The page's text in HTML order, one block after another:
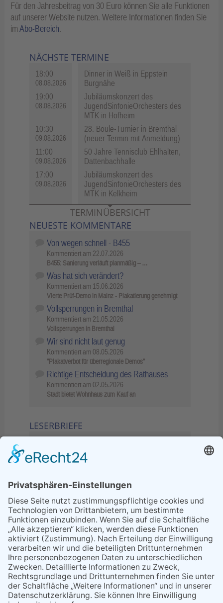
Für den Jahresbeitrag von 30 Euro können Sie alle Funktionen
auf unserer Website nutzen. Weitere Informationen finden Sie
imAbo-Bereich.
NÄCHSTE TERMINE
18:00
08.08.2026
Dinner in Weiß in Eppstein
Burgnähe
19:00
08.08.2026
Jubiläumskonzert des
JugendSinfonieOrchesters des
MTK in Hofheim
10:30
09.08.2026
28. Boule-Turnier in Bremthal
(neuer Termin mit Anmeldung)
11:00
09.08.2026
50 Jahre Tennisclub Ehlhalten,
Dattenbachhalle
17:00
09.08.2026
Jubiläumskonzert des
JugendSinfonieOrchesters des
MTK in Kelkheim
TERMINÜBERSICHT
NEUESTE KOMMENTARE
Von wegen schnell - B455
Kommentiert am 22.07.2026
B455: Sanierung verläuft planmäßig – …
Was hat sich verändert?
Kommentiert am 15.06.2026
Vierte Prüf-Demo in Mainz - Plakatierung genehmigt
Vollsperrungen in Bremthal
Kommentiert am 21.05.2026
Vollsperrungen in Bremthal
Wir sind nicht laut genug
Kommentiert am 08.05.2026
"Plakatverbot für überregionale Demos"
Richtige Entscheidung des Rathauses
Kommentiert am 02.05.2026
Stadt bietet Wohnhaus zum Kauf an
LESERBRIEFE
Sperrung B455: Kleiner
Grenzverkehr statt weite Wege
21.04.2026
Wenn Bahn-Computer nicht
miteinander kommunizieren
11.03.2026
"Plakatverbot für überregionale
Demos"
04.02.2026
Gelbe Tonne – Ein kleiner Blick
über den Tellerand
04.02.2026
Plastikersparnis durch Nutzung